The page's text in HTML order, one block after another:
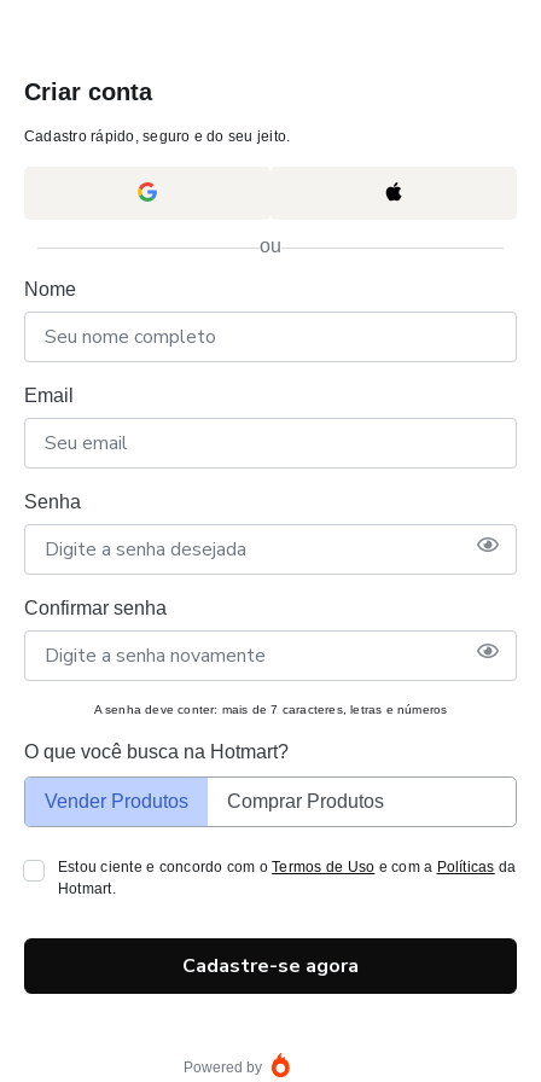
Criar conta
Cadastro rápido, seguro e do seu jeito.
ou
Nome
Email
Senha
Confirmar senha
A senha deve conter: mais de 7 caracteres, letras e números
O que você busca na Hotmart?
Vender Produtos Comprar Produtos
Estou ciente e concordo com oTermos de Uso e com a Políticas da
Hotmart.
Cadastre-se agora
Powered by